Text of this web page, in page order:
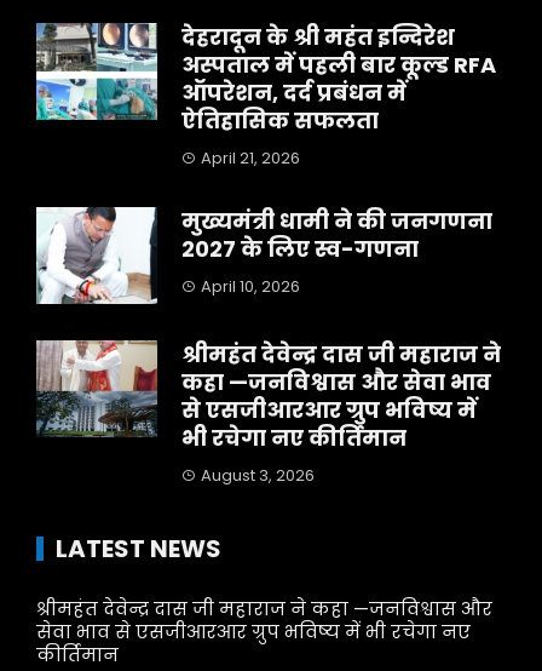
देहरादून के श्री महंत इन्दिरेश
अस्पताल में पहली बार कूल्ड RFA
ऑपरेशन, दर्द प्रबंधन में
ऐतिहासिक सफलता
April 21, 2026
मुख्यमंत्री धामी ने की जनगणना
2027 के लिए स्व-गणना
April 10, 2026
श्रीमहंत देवेन्द्र दास जी महाराज ने
कहा —जनविश्वास और सेवा भाव
से एसजीआरआर ग्रुप भविष्य में
भी रचेगा नए कीर्तिमान
August 3, 2026
LATEST NEWS
श्रीमहंत देवेन्द्र दास जी महाराज ने कहा —जनविश्वास और
सेवा भाव से एसजीआरआर ग्रुप भविष्य में भी रचेगा नए
कीर्तिमान